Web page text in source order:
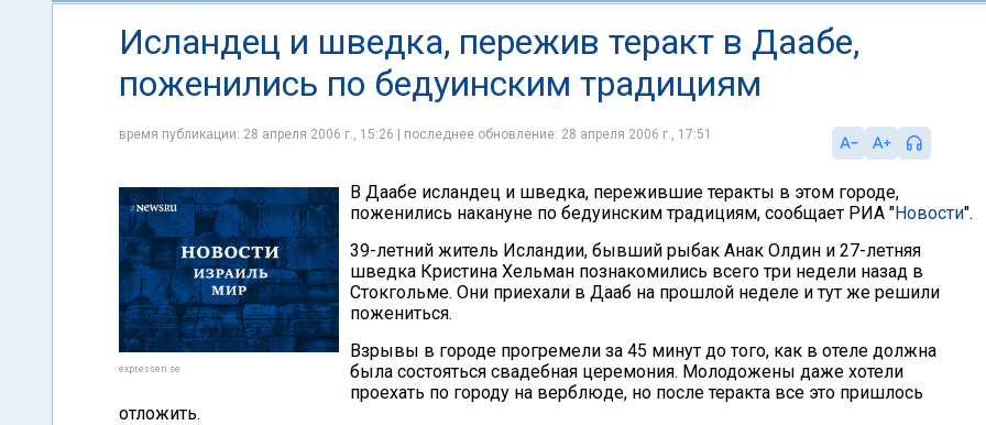
Исландец и шведка, пережив теракт в Даабе,
поженились по бедуинским традициям
время публикации: 28 апреля 2006 г., 15:26 | последнее обновление: 28 апреля 2006 г., 17:51
expressen.se
В Даабе исландец и шведка, пережившие теракты в этом городе,
поженились накануне по бедуинским традициям, сообщает РИА "Новости".
39-летний житель Исландии, бывший рыбак Анак Олдин и 27-летняя
шведка Кристина Хельман познакомились всего три недели назад в
Стокгольме. Они приехали в Дааб на прошлой неделе и тут же решили
пожениться.
Взрывы в городе прогремели за 45 минут до того, как в отеле должна
была состояться свадебная церемония. Молодожены даже хотели
проехать по городу на верблюде, но после теракта все это пришлось
отложить.